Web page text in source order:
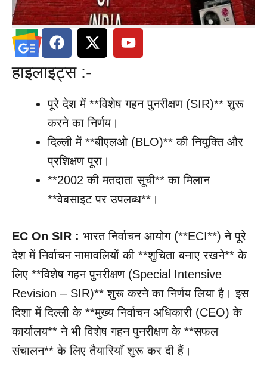
हाइलाइट्स :-
पूरे देश में **विशेष गहन पुनरीक्षण (SIR)** शुरू
करने का निर्णय।
दिल्ली में **बीएलओ (BLO)** की नियुक्ति और
प्रशिक्षण पूरा।
**2002 की मतदाता सूची** का मिलान
**वेबसाइट पर उपलब्ध**।
EC On SIR : भारत निर्वाचन आयोग (**ECI**) ने पूरे
देश में निर्वाचन नामावलियों की **शुचिता बनाए रखने** के
लिए **विशेष गहन पुनरीक्षण (Special Intensive
Revision – SIR)** शुरू करने का निर्णय लिया है। इस
दिशा में दिल्ली के **मुख्य निर्वाचन अधिकारी (CEO) के
कार्यालय** ने भी विशेष गहन पुनरीक्षण के **सफल
संचालन** के लिए तैयारियाँ शुरू कर दी हैं।